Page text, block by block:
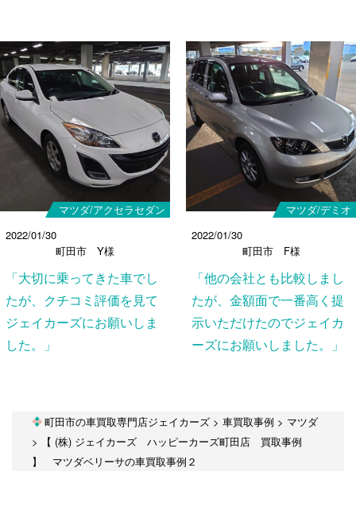
マツダ/アクセラセダン
2022/01/30
町田市 Y様
「大切に乗ってきた車でし
たが、クチコミ評価を見て
ジェイカーズにお願いしま
した。」
マツダ/デミオ
2022/01/30
町田市 F様
「他の会社とも比較しまし
たが、金額面で一番高く提
示いただけたのでジェイカ
ーズにお願いしました。」
町田市の車買取専門店ジェイカーズ> 車買取事例 > マツダ
>
【 (株) ジェイカーズ ハッピーカーズ町田店 買取事例
】 マツダベリーサの車買取事例２